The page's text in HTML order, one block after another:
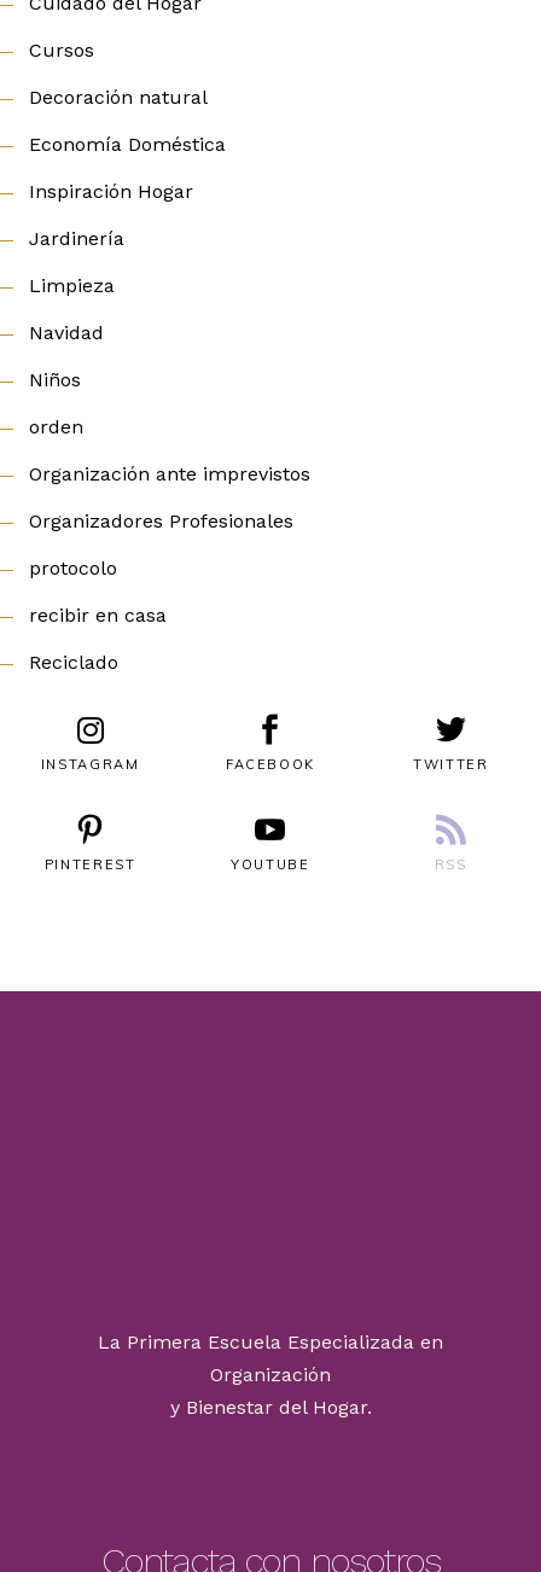
Cursos
Decoración natural
Economía Doméstica
Inspiración Hogar
Jardinería
Limpieza
Navidad
Niños
orden
Organización ante imprevistos
Organizadores Profesionales
protocolo
recibir en casa
Reciclado
INSTAGRAM FACEBOOK TWITTER
PINTEREST YOUTUBE RSS
La Primera Escuela Especializada en
Organización
y Bienestar del Hogar.
Contacta con nosotros